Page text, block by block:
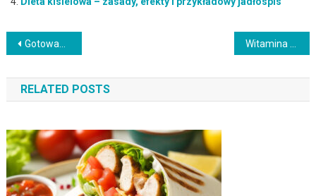
Nawigacja
wpisu
Gotowanie na parze a odchudzanie – jak to działa i jakie przynosi korzyści?
RELATED POSTS